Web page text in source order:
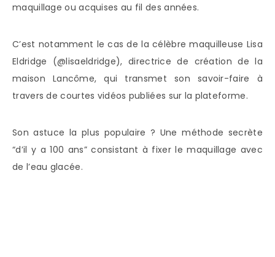
maquillage ou acquises au fil des années.
C’est notamment le cas de la célèbre maquilleuse Lisa
Eldridge (@lisaeldridge), directrice de création de la
maison Lancôme, qui transmet son savoir-faire à
travers de courtes vidéos publiées sur la plateforme.
Son astuce la plus populaire ? Une méthode secrète
“d’il y a 100 ans” consistant à fixer le maquillage avec
de l’eau glacée.